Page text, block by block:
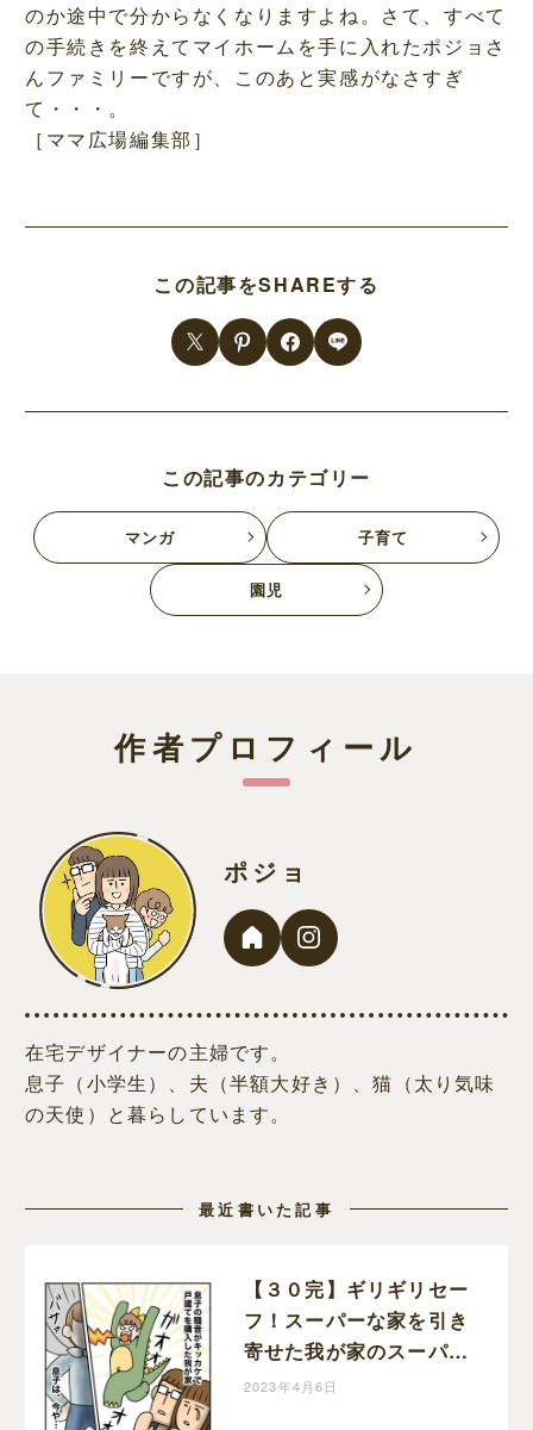
のか途中で分からなくなりますよね。さて、すべて
の手続きを終えてマイホームを手に入れたポジョさ
んファミリーですが、このあと実感がなさすぎ
て・・・。
［ママ広場編集部］
この記事をSHAREする
この記事のカテゴリー
マンガ 子育て
園児
作者プロフィール
ポジョ
在宅デザイナーの主婦です。
息子（小学生）、夫（半額大好き）、猫（太り気味
の天使）と暮らしています。
最近書いた記事
【３０完】ギリギリセー
フ！スーパーな家を引き
寄せた我が家のスーパー
ヒーローに感謝！半額一
2023年4月6日